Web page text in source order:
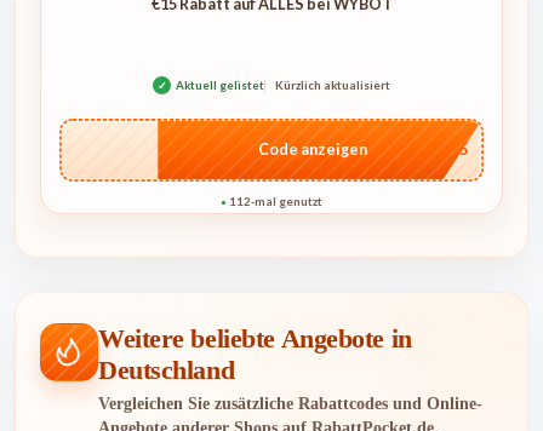
✓ Aktuell gelistet Kürzlich aktualisiert
…go15
Code anzeigen
● 112-mal genutzt
Weitere beliebte Angebote in
Deutschland
Vergleichen Sie zusätzliche Rabattcodes und Online-